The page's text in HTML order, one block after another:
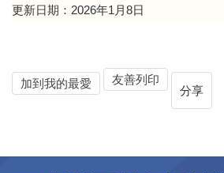
更新日期：2026年1月8日
加到我的最愛
友善列印
分享